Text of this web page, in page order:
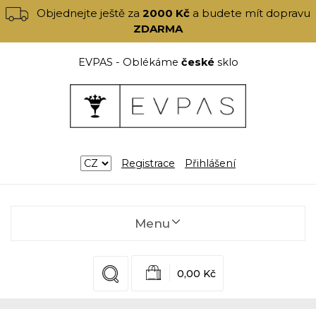
Objednejte ještě za2000 Kč a budete mít dopravu
ZDARMA
EVPAS - Oblékáme českésklo
Registrace Přihlášení
Menu
0,00 Kč